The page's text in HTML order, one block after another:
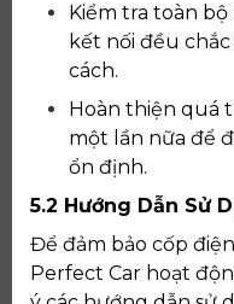
Kiểm tra toàn
kết nối đều
cách.
Hoàn thiện quá
một lần nữa để
ổn định.
5.2 Hướng Dẫn Sử
Để đảm bảo cốp
Perfect Car hoạt